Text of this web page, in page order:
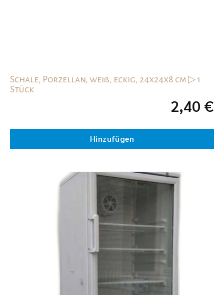
Schale, Porzellan, weiß, eckig, 24x24x8 cm ▷ 1
Stück
2,40 €
Hinzufügen